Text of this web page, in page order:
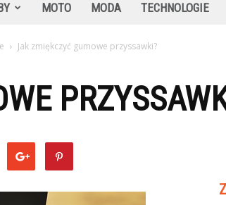
MOTO MODA TECHNOLOGIE
Jak zmiękczyć gumowe przyssawki?